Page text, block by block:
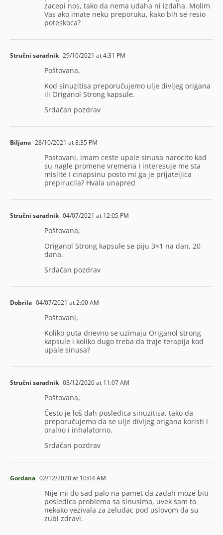
zacepi nos, tako da nema udaha ni izdaha. Molim
Vas ako imate neku preporuku, kako bih se resio
poteskoca?
Stručni saradnik 29/10/2021 at 4:31 PM
Poštovana,
Kod sinuzitisa preporučujemo ulje divljeg origana
ili Origanol Strong kapsule.
Srdačan pozdrav
Biljana 28/10/2021 at 8:35 PM
Postovani, imam ceste upale sinusa narocito kad
su nagle promene vremena I interesuje me sta
mislite I cinapsinu posto mi ga je prijateljica
prepirucila? Hvala unapred
Stručni saradnik 04/07/2021 at 12:05 PM
Poštovana,
Origanol Strong kapsule se piju 3×1 na dan, 20
dana.
Srdačan pozdrav
Dobrila 04/07/2021 at 2:00 AM
Poštovani,
Koliko puta dnevno se uzimaju Origanol strong
kapsule i koliko dugo treba da traje terapija kod
upale sinusa?
Stručni saradnik 03/12/2020 at 11:07 AM
Poštovana,
Često je loš dah posledica sinuzitisa, tako da
preporučujemo da se ulje divljeg origana koristi i
oralno i inhalatorno.
Srdačan pozdrav
Gordana 02/12/2020 at 10:04 AM
Nije mi do sad palo na pamet da zadah moze biti
posledica problema sa sinusima, uvek sam to
nekako vezivala za zeludac pod uslovom da su
zubi zdravi.